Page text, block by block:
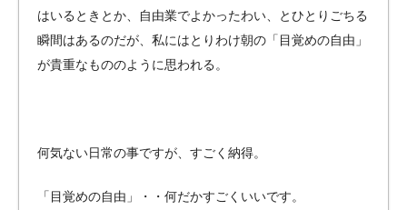
はいるときとか、自由業でよかったわい、とひとりごちる
瞬間はあるのだが、私にはとりわけ朝の「目覚めの自由」
が貴重なもののように思われる。
何気ない日常の事ですが、すごく納得。
「目覚めの自由」・・何だかすごくいいです。